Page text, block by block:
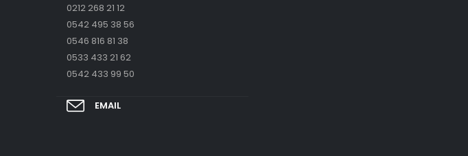
0212 268 21 12
0542 495 38 56
0546 816 81 38
0533 433 21 62
0542 433 99 50
EMAIL